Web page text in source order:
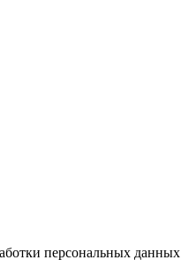
персональных данных